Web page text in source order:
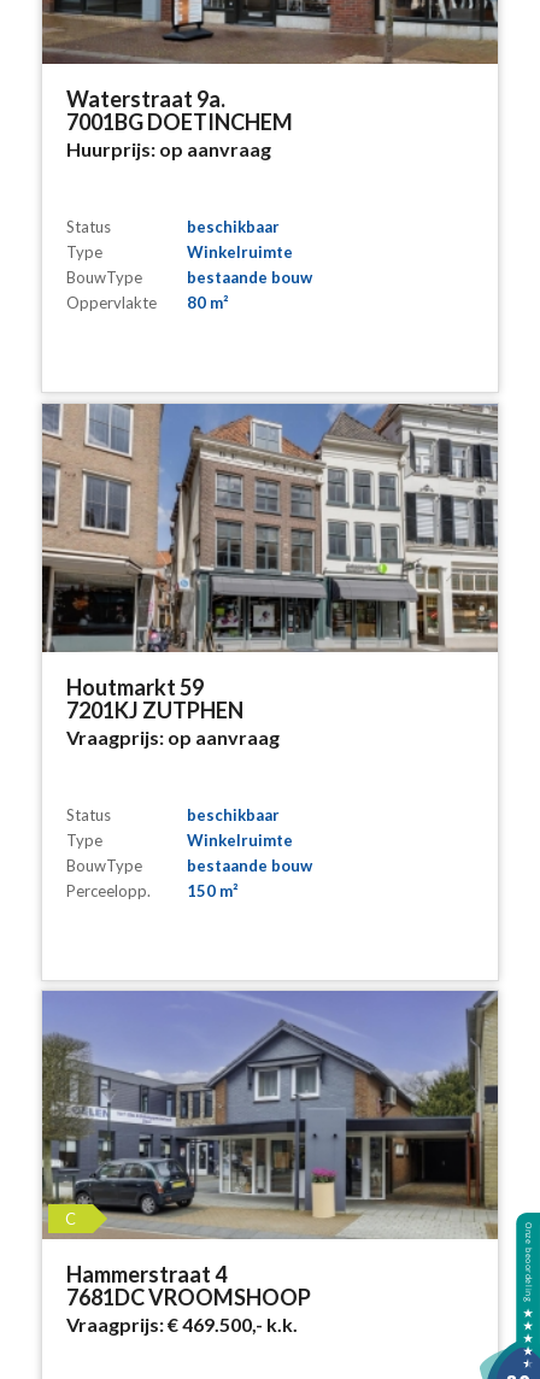
Waterstraat 9a.
7001BG DOETINCHEM
Huurprijs: op aanvraag
Status
beschikbaar
Type
Winkelruimte
BouwType
bestaande bouw
Oppervlakte
80 m²
Houtmarkt 59
7201KJ ZUTPHEN
Vraagprijs: op aanvraag
Status
beschikbaar
Type
Winkelruimte
BouwType
bestaande bouw
Perceelopp.
150 m²
C
Hammerstraat 4
7681DC VROOMSHOOP
Vraagprijs:€ 469.500,- k.k.